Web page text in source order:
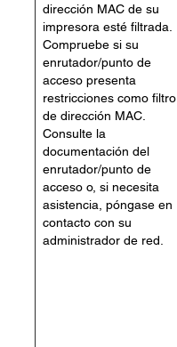
dirección MAC de su
impresora esté filtrada.
Compruebe si su
enrutador/punto de
acceso presenta
restricciones como filtro
de dirección MAC.
Consulte la
documentación del
enrutador/punto de
acceso o, si necesita
asistencia, póngase en
contacto con su
administrador de red.